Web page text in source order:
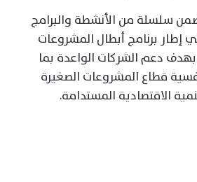
سلسلة من الأنشطة والبرامج
إطار برنامج أبطال المشروعات
دعم الشركات الواعدة بما
قطاع المشروعات الصغيرة
الاقتصادية المستدامة.